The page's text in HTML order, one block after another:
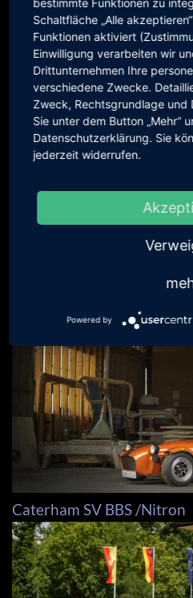
Caterham 485 SV, lowered
Caterham Seven 485 SV
Caterham SV BBS /Nitron
bestimmte Funktionen zu
Schaltfläche „Alle
Funktionen aktiviert
Einwilligung verarbeiten wir
Drittunternehmen Ihre
verschiedene Zwecke.
Zweck, Rechtsgrundlage und
Sie unter dem Button „Mehr“
Datenschutzerklärung. Sie
jederzeit widerrufen.
Powered by